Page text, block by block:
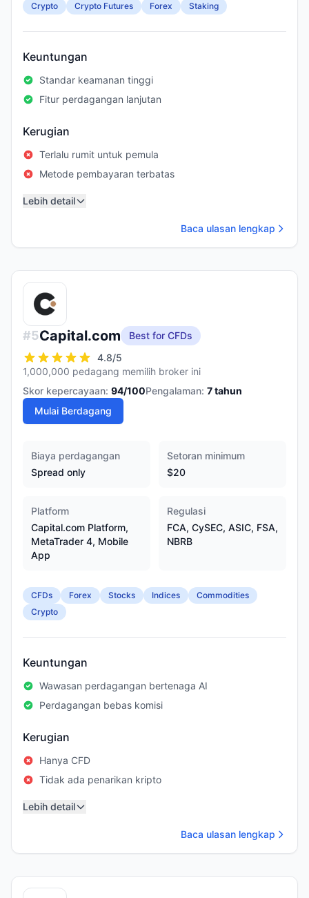
Crypto Crypto Futures Forex Staking
Keuntungan
Standar keamanan tinggi
Fitur perdagangan lanjutan
Kerugian
Terlalu rumit untuk pemula
Metode pembayaran terbatas
Lebih detail
Baca ulasan lengkap
#5Capital.com
Best for CFDs
4.8/5
1,000,000 pedagang memilih broker ini
Skor kepercayaan: 94/100Pengalaman: 7tahun
Mulai Berdagang
Biaya perdagangan
Spread only
Setoran minimum
$20
Platform
Capital.com Platform,
MetaTrader 4, Mobile
App
Regulasi
FCA, CySEC, ASIC, FSA,
NBRB
CFDs Forex Stocks Indices
Commodities
Crypto
Keuntungan
Wawasan perdagangan bertenaga AI
Perdagangan bebas komisi
Kerugian
Hanya CFD
Tidak ada penarikan kripto
Lebih detail
Baca ulasan lengkap